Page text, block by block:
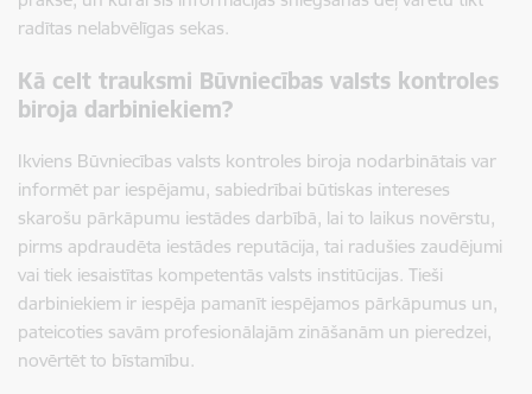
radītas nelabvēlīgas sekas.
Kā celt trauksmi Būvniecības valsts kontroles
biroja darbiniekiem?
Ikviens Būvniecības valsts kontroles biroja nodarbinātais var
informēt par iespējamu, sabiedrībai būtiskas intereses
skarošu pārkāpumu iestādes darbībā, lai to laikus novērstu,
pirms apdraudēta iestādes reputācija, tai radušies zaudējumi
vai tiek iesaistītas kompetentās valsts institūcijas. Tieši
darbiniekiem ir iespēja pamanīt iespējamos pārkāpumus un,
pateicoties savām profesionālajām zināšanām un pieredzei,
novērtēt to bīstamību.